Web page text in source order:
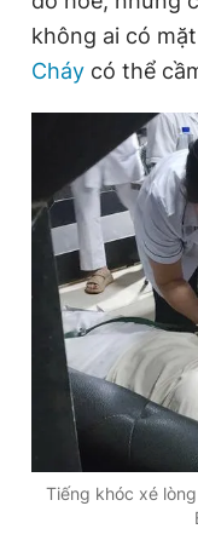
Giấy phép xuất bản
© 2003-2026 Bản
chép dưới mọi hình
bản. Phát triển bởi
không ai có
Cháy có thể
Tiếng khóc xé